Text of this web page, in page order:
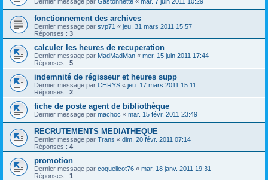
fonctionnement des archives
Dernier message par svp71 « jeu. 31 mars 2011 15:57
Réponses : 3
calculer les heures de recuperation
Dernier message par MadMadMan « mer. 15 juin 2011 17:44
Réponses : 5
indemnité de régisseur et heures supp
Dernier message par CHRYS « jeu. 17 mars 2011 15:11
Réponses : 2
fiche de poste agent de bibliothèque
Dernier message par machoc « mar. 15 févr. 2011 23:49
RECRUTEMENTS MEDIATHEQUE
Dernier message par Trans « dim. 20 févr. 2011 07:14
Réponses : 4
promotion
Dernier message par coquelicot76 « mar. 18 janv. 2011 19:31
Réponses : 1